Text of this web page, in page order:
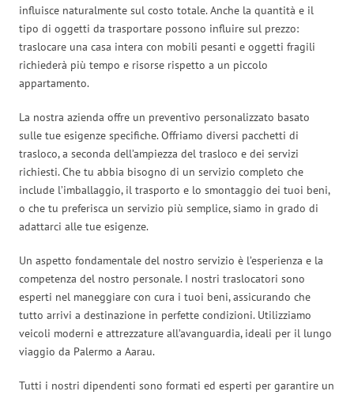
influisce naturalmente sul costo totale. Anche la quantità e il
tipo di oggetti da trasportare possono influire sul prezzo:
traslocare una casa intera con mobili pesanti e oggetti fragili
richiederà più tempo e risorse rispetto a un piccolo
appartamento.
La nostra azienda offre un preventivo personalizzato basato
sulle tue esigenze specifiche. Offriamo diversi pacchetti di
trasloco, a seconda dell’ampiezza del trasloco e dei servizi
richiesti. Che tu abbia bisogno di un servizio completo che
include l’imballaggio, il trasporto e lo smontaggio dei tuoi beni,
o che tu preferisca un servizio più semplice, siamo in grado di
adattarci alle tue esigenze.
Un aspetto fondamentale del nostro servizio è l’esperienza e la
competenza del nostro personale. I nostri traslocatori sono
esperti nel maneggiare con cura i tuoi beni, assicurando che
tutto arrivi a destinazione in perfette condizioni. Utilizziamo
veicoli moderni e attrezzature all’avanguardia, ideali per il lungo
viaggio da Palermo a Aarau.
Tutti i nostri dipendenti sono formati ed esperti per garantire un